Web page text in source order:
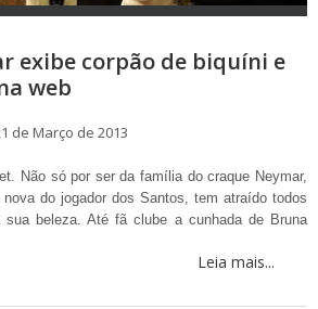
exibe corpão de biquíni e
web
de Março de 2013
Não só por ser da família do craque Neymar,
do jogador dos Santos, tem atraído todos
beleza. Até fã clube a cunhada de Bruna
Leia mais...